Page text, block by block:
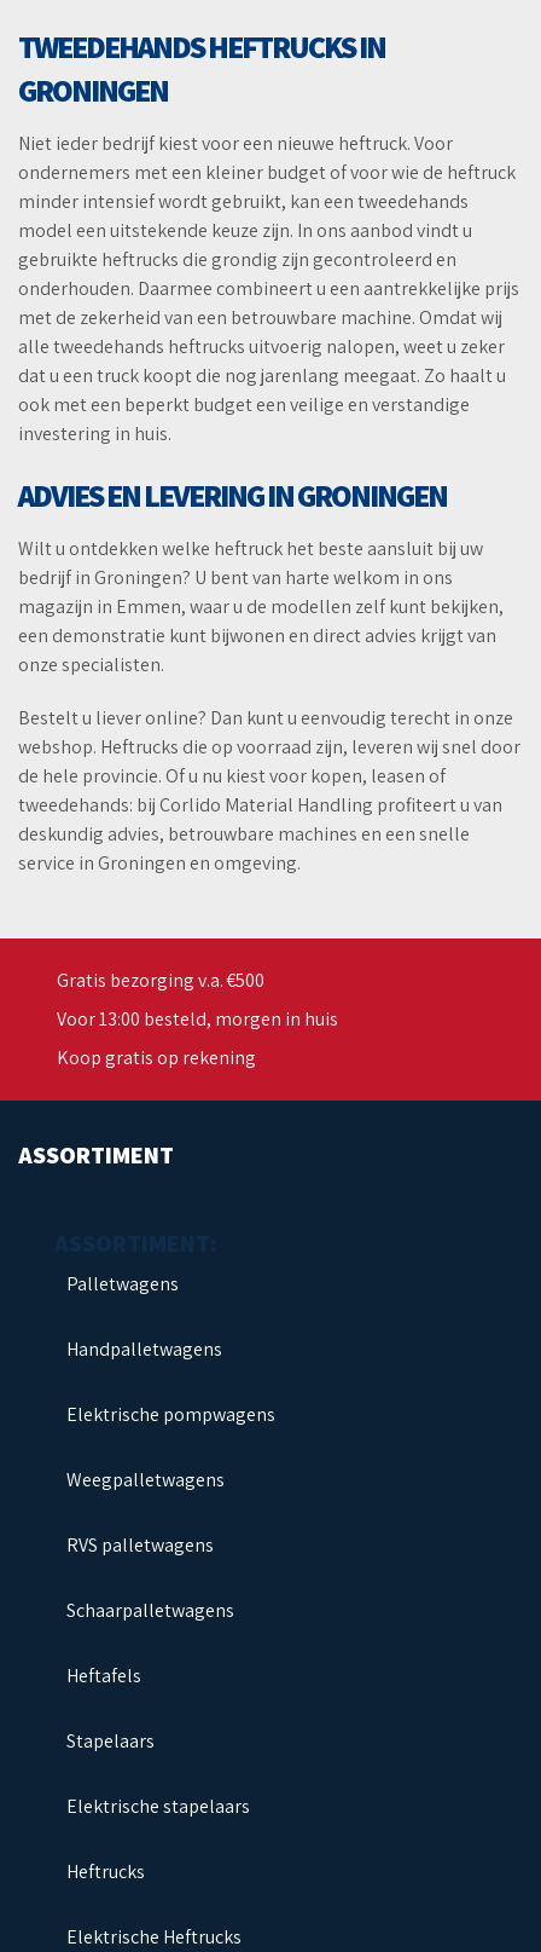
TWEEDEHANDS HEFTRUCKS IN
GRONINGEN
Niet ieder bedrijf kiest voor een nieuwe heftruck. Voor
ondernemers met een kleiner budget of voor wie de heftruck
minder intensief wordt gebruikt, kan een tweedehands
model een uitstekende keuze zijn. In ons aanbod vindt u
gebruikte heftrucks die grondig zijn gecontroleerd en
onderhouden. Daarmee combineert u een aantrekkelijke prijs
met de zekerheid van een betrouwbare machine. Omdat wij
alle tweedehands heftrucks uitvoerig nalopen, weet u zeker
dat u een truck koopt die nog jarenlang meegaat. Zo haalt u
ook met een beperkt budget een veilige en verstandige
investering in huis.
ADVIES EN LEVERING IN GRONINGEN
Wilt u ontdekken welke heftruck het beste aansluit bij uw
bedrijf in Groningen? U bent van harte welkom in ons
magazijn in Emmen, waar u de modellen zelf kunt bekijken,
een demonstratie kunt bijwonen en direct advies krijgt van
onze specialisten.
Bestelt u liever online? Dan kunt u eenvoudig terecht in onze
webshop. Heftrucks die op voorraad zijn, leveren wij snel door
de hele provincie. Of u nu kiest voor kopen, leasen of
tweedehands: bij Corlido Material Handling profiteert u van
deskundig advies, betrouwbare machines en een snelle
service in Groningen en omgeving.
Gratis bezorging v.a. €500
Voor 13:00 besteld, morgen in huis
Koop gratis op rekening
ASSORTIMENT
Palletwagens
Handpalletwagens
Elektrische pompwagens
Weegpalletwagens
RVS palletwagens
Schaarpalletwagens
Heftafels
Stapelaars
Elektrische stapelaars
Heftrucks
Elektrische Heftrucks